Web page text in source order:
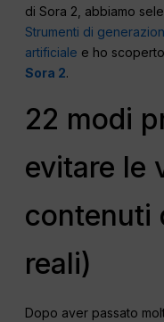
di Sora 2, abbiamo
Strumenti di
artificiale e ho
Sora 2.
22 modi
evitare le
contenuti
reali)
Dopo aver passato